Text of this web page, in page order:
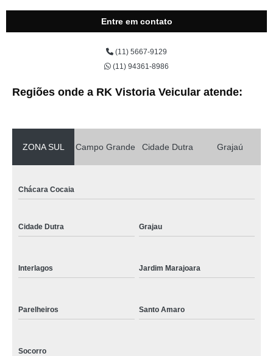
Entre em contato
(11) 5667-9129
(11) 94361-8986
Regiões onde a RK Vistoria Veicular atende:
ZONA SUL Campo Grande Cidade Dutra Grajaú
Chácara Cocaia
Cidade Dutra Grajau
Interlagos Jardim Marajoara
Parelheiros Santo Amaro
Socorro